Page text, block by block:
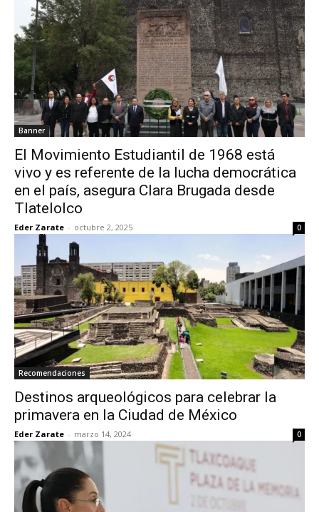
Banner
El Movimiento Estudiantil de 1968 está
vivo y es referente de la lucha democrática
en el país, asegura Clara Brugada desde
Tlatelolco
Eder Zarate - octubre 2, 2025 0
Recomendaciones
Destinos arqueológicos para celebrar la
primavera en la Ciudad de México
Eder Zarate - marzo 14, 2024 0